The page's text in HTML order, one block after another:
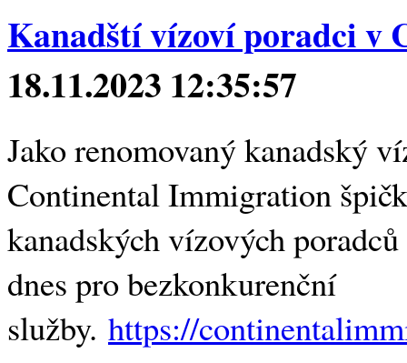
Kanadští vízoví poradci v
18.11.2023 12:35:57
Jako renomovaný kanadský
Continental Immigration
kanadských vízových
dnes pro bezkonkurenční
služby. https://